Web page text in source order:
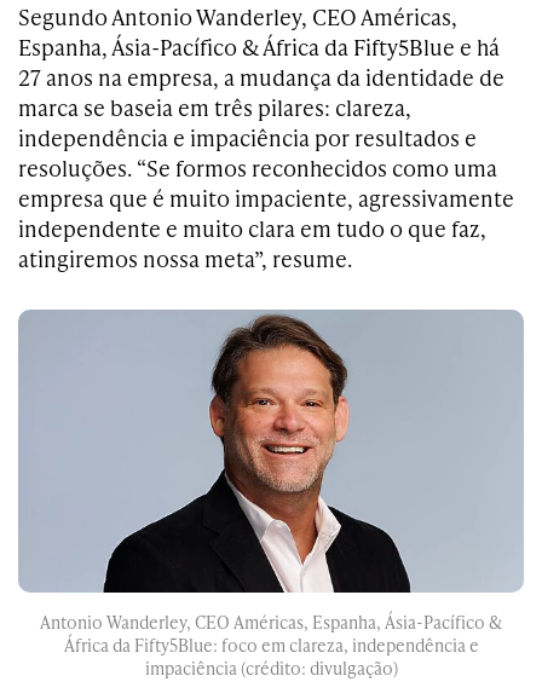
Segundo Antonio Wanderley, CEO Américas,
Espanha, Ásia-Pacífico & África da Fifty5Blue e há
27 anos na empresa, a mudança da identidade de
marca se baseia em três pilares: clareza,
independência e impaciência por resultados e
resoluções. “Se formos reconhecidos como uma
empresa que é muito impaciente, agressivamente
independente e muito clara em tudo o que faz,
atingiremos nossa meta”, resume.
Antonio Wanderley, CEO Américas, Espanha, Ásia-Pacífico &
África da Fifty5Blue: foco em clareza, independência e
impaciência (crédito: divulgação)